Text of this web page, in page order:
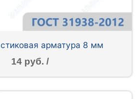
арматура 8 мм
14 руб. /